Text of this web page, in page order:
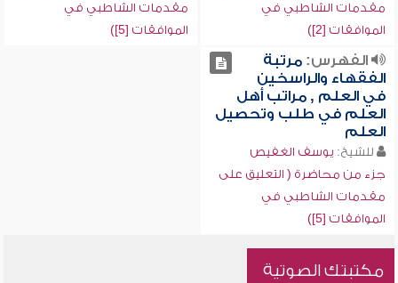
مقدمات الشاطبي في
الموافقات [2])
مقدمات الشاطبي في
الموافقات [5])
الفهرس:مرتبة
الفقهاء والراسخين
في العلم , مراتب أهل
العلم في طلب وتحصيل
العلم
للشيخ: يوسف الغفيص
جزء من محاضرة ( التعليق على
مقدمات الشاطبي في
الموافقات [5])
مكتبتك الصوتية